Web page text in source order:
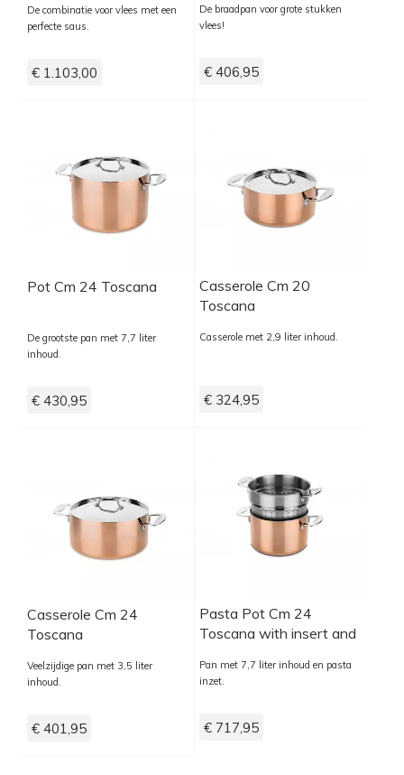
De combinatie voor vlees met een
perfecte saus.
€ 1.103,00
De braadpan voor grote stukken
vlees!
€ 406,95
Pot Cm 24 Toscana
De grootste pan met 7,7 liter
inhoud.
€ 430,95
Casserole Cm 20
Toscana
Casserole met 2,9 liter inhoud.
€ 324,95
Casserole Cm 24
Toscana
Veelzijdige pan met 3,5 liter
inhoud.
€ 401,95
Pasta Pot Cm 24
Toscana with insert and
Pan met 7,7 liter inhoud en pasta
inzet.
€ 717,95